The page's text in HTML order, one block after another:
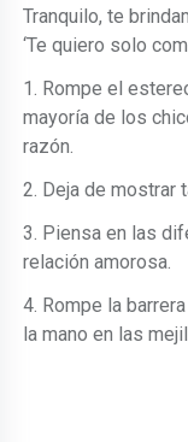
Tranquilo, te
‘Te quiero solo
1. Rompe el
mayoría de los
razón.
2. Deja de mostrar
3. Piensa en las
relación amorosa.
4. Rompe la
la mano en las